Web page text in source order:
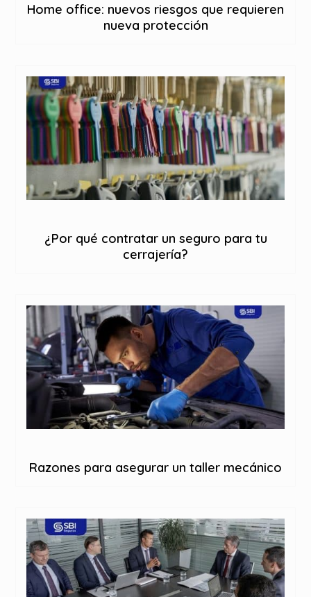
Home office: nuevos riesgos que requieren
nueva protección
¿Por qué contratar un seguro para tu
cerrajería?
Razones para asegurar un taller mecánico